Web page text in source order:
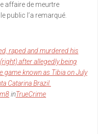
affaire de meurtre
public l’a remarqué.
raped and murdered his
after allegedly being
game known as Tibia on July
Catarina Brazil.
inTrueCrime